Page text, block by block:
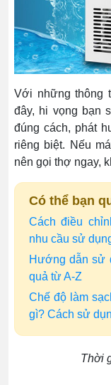
Với những thông
đây, hi vọng bạn
đúng cách, phát
riêng biệt. Nếu
nên gọi thợ ngay,
Có thể bạn
Cách điều
nhu cầu sử
Hướng dẫn sử
quả từ A-Z
Chế độ làm
gì? Cách sử
Thời